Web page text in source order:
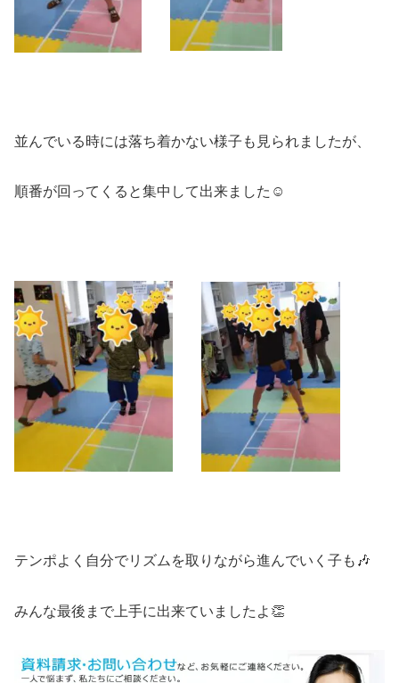
並んでいる時には落ち着かない様子も見られましたが、
順番が回ってくると集中して出来ました☺
テンポよく自分でリズムを取りながら進んでいく子も🎶
みんな最後まで上手に出来ていましたよ👏